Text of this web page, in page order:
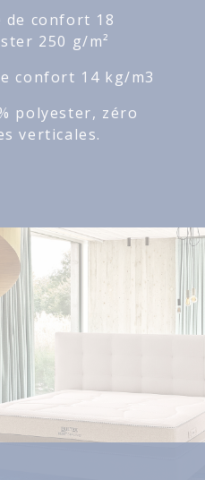
de confort 18
250 g/m²
confort 14 kg/m3
polyester, zéro
verticales.